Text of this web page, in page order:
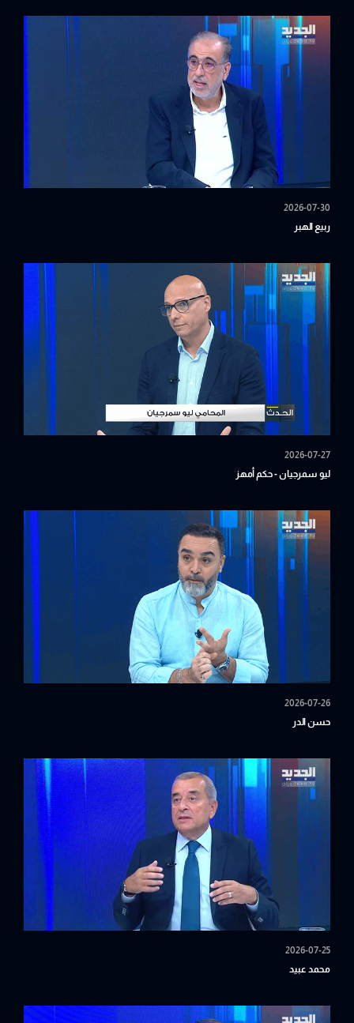
2026-07-30
ربيع الهبر
2026-07-27
ليو سمرجيان - حكم أمهز
2026-07-26
حسن الدر
2026-07-25
محمد عبيد